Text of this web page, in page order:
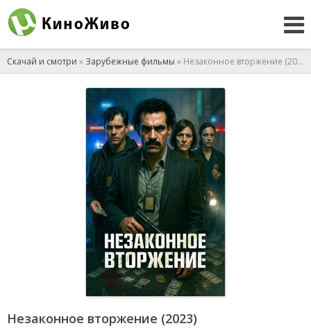
Скачай и смотри » Зарубежные фильмы » Незаконное вторжение (2023)
Незаконное вторжение (2023)